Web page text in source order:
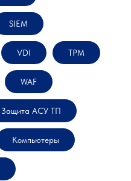
SIEM
VDI TPM
WAF
Защита АСУ ТП
Компьютеры